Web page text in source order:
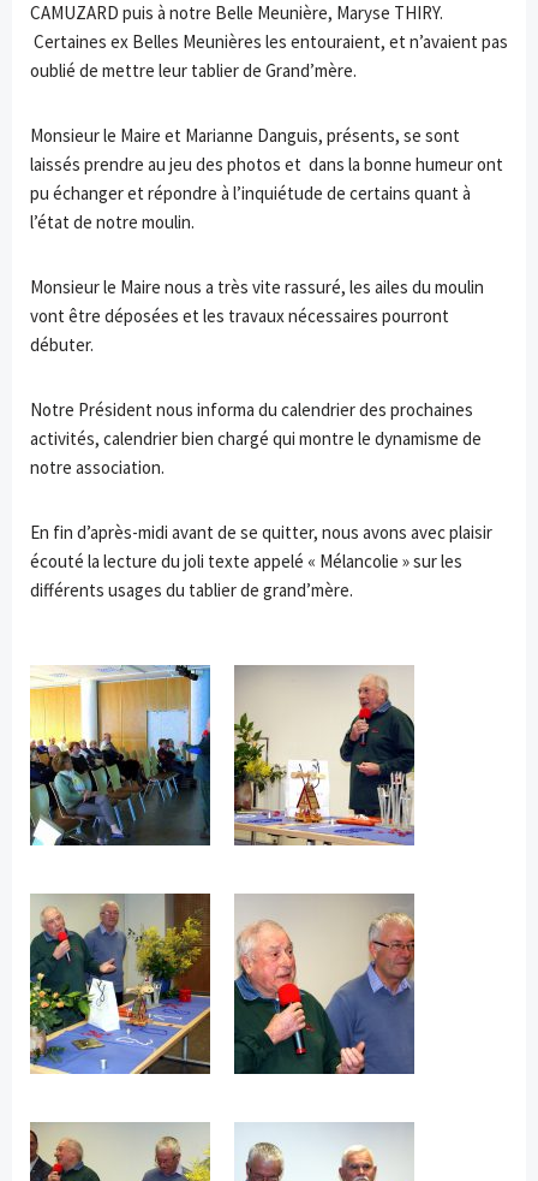
CAMUZARD puis à notre Belle Meunière, Maryse THIRY.
Certaines ex Belles Meunières les entouraient, et n’avaient pas
oublié de mettre leur tablier de Grand’mère.
Monsieur le Maire et Marianne Danguis, présents, se sont
laissés prendre au jeu des photos et dans la bonne humeur ont
pu échanger et répondre à l’inquiétude de certains quant à
l’état de notre moulin.
Monsieur le Maire nous a très vite rassuré, les ailes du moulin
vont être déposées et les travaux nécessaires pourront
débuter.
Notre Président nous informa du calendrier des prochaines
activités, calendrier bien chargé qui montre le dynamisme de
notre association.
En fin d’après-midi avant de se quitter, nous avons avec plaisir
écouté la lecture du joli texte appelé « Mélancolie » sur les
différents usages du tablier de grand’mère.